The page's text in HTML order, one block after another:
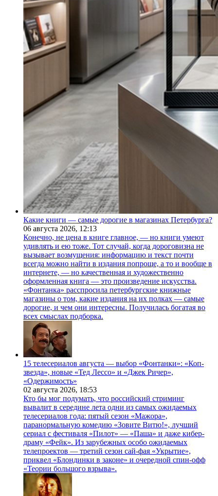
Какие книги — самые дорогие в магазинах Петербурга?
06 августа 2026, 12:13
Конечно, не цена в книге главное, — но книги умеют
удивлять и ею тоже. Тот случай, когда дороговизна не
вызывает возмущения: информацию и текст почти
всегда можно найти в издания попроще, а то и вообще в
интернете, — но качественная и художественно
оформленная книга — это произведение искусства.
«Фонтанка» расспросила петербургские книжные
магазины о том, какие издания на их полках — самые
дорогие, и чем они интересны. Получилась богатая во
всех смыслах подборка.
15 телесериалов августа — выбор «Фонтанки»: «Коп-
звезда», новые «Тед Лессо» и «Джек Ричер»,
«Одержимость»
02 августа 2026, 18:53
Кто бы мог подумать, что российский стриминг
вывалит в середине лета одни из самых ожидаемых
телесериалов года: пятый сезон «Мажора»,
паранормальную комедию «Зовите Витю!», лучший
сериал с фестиваля «Пилот» — «Паша» и даже кибер-
драму «Фейк». Из зарубежных особо ожидаемых
телепроектов — третий сезон сай-фая «Укрытие»,
приквел «Блондинки в законе» и очередной спин-офф
«Теории большого взрыва».